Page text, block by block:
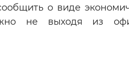
о виде
не выходя из